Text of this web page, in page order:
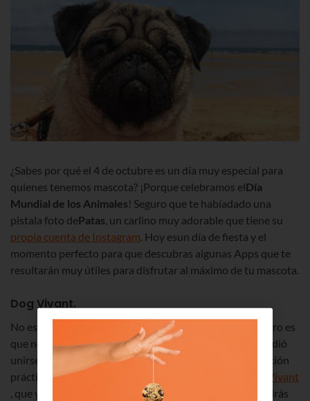
¿Sabes por qué el 4 de octubre es un día muy especial para
quienes tenemos mascota? ¡Porque celebramos elDía
Mundial de los Animales! Seguro que te habíadado una
pistala foto dePatas, un carlino muy adorable que tiene su
propia cuenta de Instagram. Hoy esun día de fiesta y el
momento perfecto para que descubras algunas Apps que te
resultarán muy útiles para disfrutar al máximo de tu mascota.
Dog Vivant.
No es la primera vez que te hablamos de Dog Vivant
, ¡pero es
que nos encanta! Un grupo de bilbaínos y bilbaínas decidió
unirse para crear una comunidad que ofreciera información
práctica sobre locales
Dog Vivant
, que ya cuenta con su propia aplicación y con la que podrás